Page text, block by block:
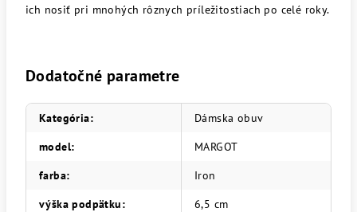
ich nosiť pri mnohých rôznych príležitostiach po celé roky.
Dodatočné parametre
Kategória:
Dámska obuv
model:
MARGOT
farba:
Iron
výška podpätku:
6,5 cm